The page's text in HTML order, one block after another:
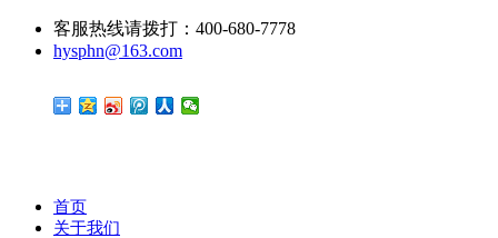
客服热线请拨打：400-680-7778
hysphn@163.com
首页
关于我们